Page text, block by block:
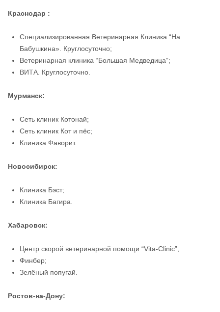
Краснодар :
Специализированная Ветеринарная Клиника “На
Бабушкина». Круглосуточно;
Ветеринарная клиника “Большая Медведица”;
ВИТА. Круглосуточно.
Мурманск:
Сеть клиник Котонай;
Сеть клиник Кот и пёс;
Клиника Фаворит.
Новосибирск:
Клиника Бэст;
Клиника Багира.
Хабаровск:
Центр скорой ветеринарной помощи “Vita-Clinic”;
Финбер;
Зелёный попугай.
Ростов-на-Дону: